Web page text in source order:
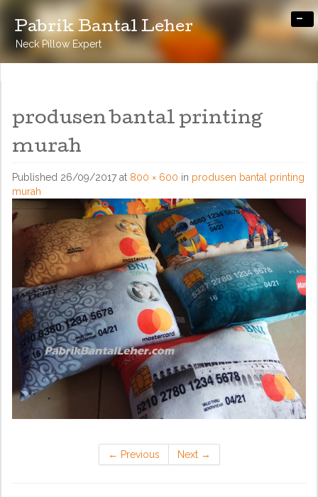
Pabrik Bantal Leher
Neck Pillow Expert
-
produsen bantal printing
murah
Published 26/09/2017 at 800 × 600 in produsen bantal printing
murah
← Previous Next →